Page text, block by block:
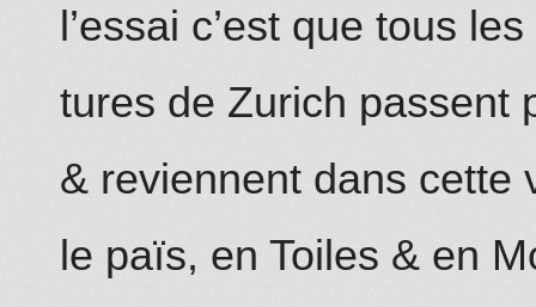
l’essai c’est que tous
tures de Zurich passent
& reviennent dans cette
le païs, en Toiles & en